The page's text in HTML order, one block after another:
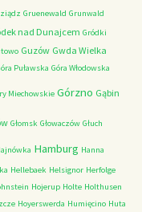
Gruenewald Grunwald
nad Dunajcem Gródki
Guzów Gwda Wielka
Puławska Góra Włodowska
Miechowskie Górzno Gąbin
Głomsk Głowaczów Głuch
Hamburg Hanna
Hellebaek Helsignor Herfolge
Hojerup Holte Holthusen
Hoyerswerda Humięcino Huta